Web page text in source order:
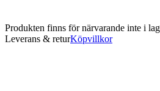
Produkten finns för närvarande inte i
Leverans & returKöpvillkor